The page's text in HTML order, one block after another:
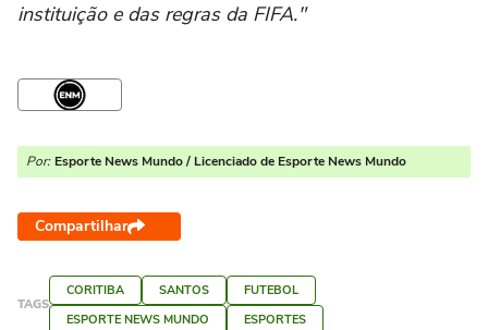
instituição e das regras da FIFA."
Por: Esporte News Mundo / Licenciado de Esporte News Mundo
Compartilhar
TAGS
CORITIBA SANTOS
FUTEBOL
ESPORTE NEWS MUNDO
ESPORTES